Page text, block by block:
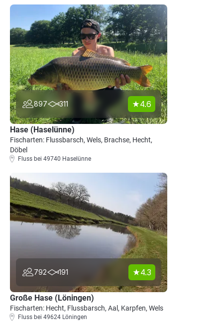
897 311 4.6
Hase (Haselünne)
Fischarten: Flussbarsch, Wels, Brachse, Hecht,
Döbel
Fluss bei 49740 Haselünne
792 191 4.3
Große Hase (Löningen)
Fischarten: Hecht, Flussbarsch, Aal, Karpfen, Wels
Fluss bei 49624 Löningen